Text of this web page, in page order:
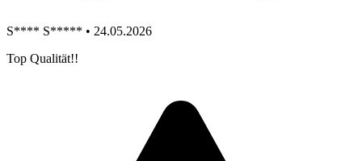
S**** S***** • 24.05.2026
Top Qualität!!